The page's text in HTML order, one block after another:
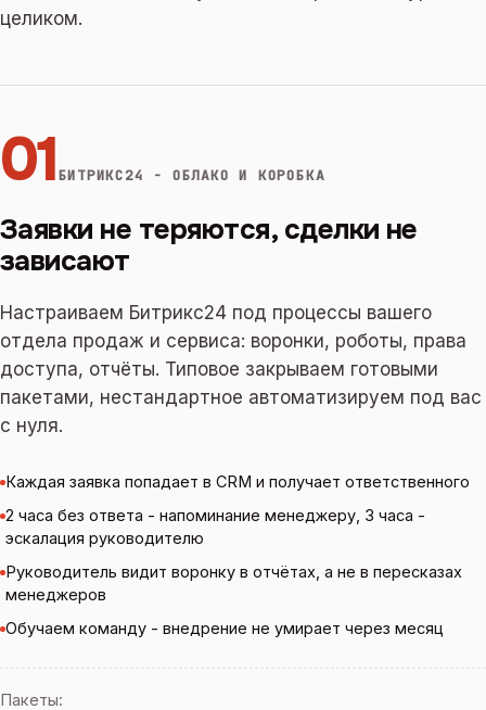
целиком.
01БИТРИКС24 - ОБЛАКО И КОРОБКА
Заявки не теряются, сделки не
зависают
Настраиваем Битрикс24 под процессы вашего
отдела продаж и сервиса: воронки, роботы, права
доступа, отчёты. Типовое закрываем готовыми
пакетами, нестандартное автоматизируем под вас
с нуля.
Каждая заявка попадает в CRM и получает ответственного
2 часа без ответа - напоминание менеджеру, 3 часа -
эскалация руководителю
Руководитель видит воронку в отчётах, а не в пересказах
менеджеров
Обучаем команду - внедрение не умирает через месяц
Пакеты: